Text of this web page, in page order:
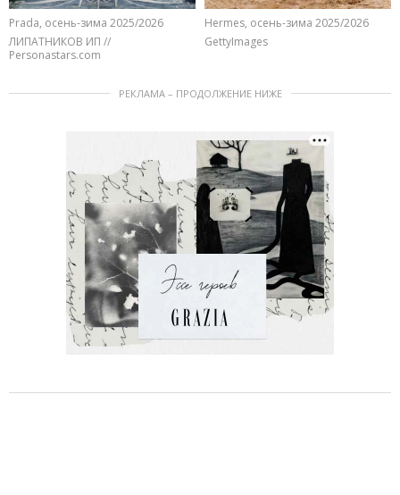
Prada, осень-зима 2025/2026
ЛИПАТНИКОВ ИП //
Personastars.com
Hermes, осень-зима 2025/2026
GettyImages
РЕКЛАМА – ПРОДОЛЖЕНИЕ НИЖЕ